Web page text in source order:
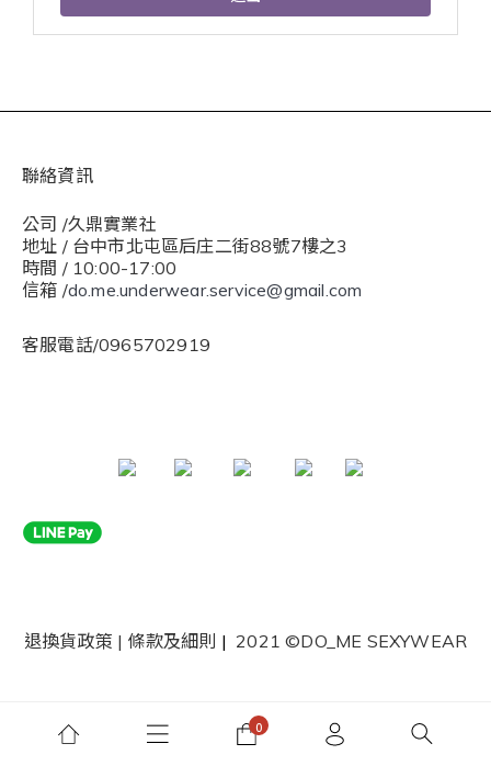
聯絡資訊
公司 /久鼎實業社
地址 / 台中市北屯區后庄二街88號7樓之3
時間 / 10:00-17:00
信箱 /do.me.underwear.service@gmail.com
客服電話/0965702919
退換貨政策 | 條款及細則 | 2021 ©DO_ME SEXYWEAR